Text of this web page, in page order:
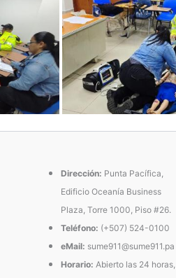
Dirección: Punta Pacífica,
Edificio Oceanía Business
Plaza, Torre 1000, Piso #26.
Teléfono: (+507) 524-0100
eMail: sume911@sume911.pa
Horario: Abierto las 24 horas,